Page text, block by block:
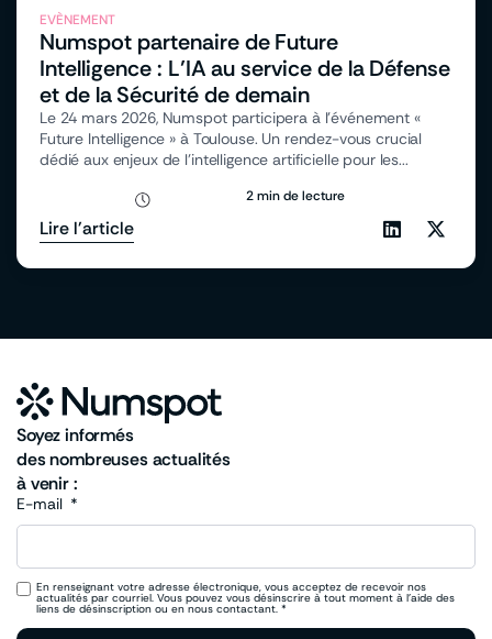
EVÈNEMENT
Numspot partenaire de Future
Intelligence : L’IA au service de la Défense
et de la Sécurité de demain
Le 24 mars 2026, Numspot participera à l’événement «
Future Intelligence » à Toulouse. Un rendez-vous crucial
dédié aux enjeux de l’intelligence artificielle pour les...
2 min de lecture
Lire l'article
Soyez informés
des nombreuses actualités
à venir :
E-mail
En renseignant votre adresse électronique, vous acceptez de recevoir nos
actualités par courriel. Vous pouvez vous désinscrire à tout moment à l’aide des
liens de désinscription ou en nous contactant. *